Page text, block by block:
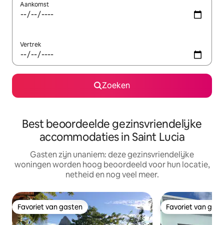
Aankomst
Vertrek
Zoeken
Best beoordeelde gezinsvriendelijke
accommodaties in Saint Lucia
Gasten zijn unaniem: deze gezinsvriendelijke
woningen worden hoog beoordeeld voor hun locatie,
netheid en nog veel meer.
Favoriet van gasten
Favoriet van gasten Favoriet van
Favoriet van